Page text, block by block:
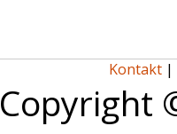
Kontakt |
Copyright